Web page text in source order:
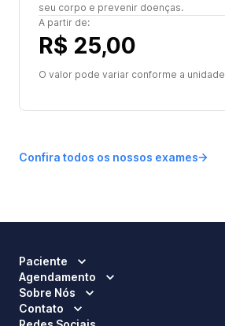
seu corpo e prevenir doenças.
A partir de:
R$ 25,00
O valor pode variar conforme a unidade
Confira todos os nossos exames
Paciente
Agendamento
Sobre Nós
Contato